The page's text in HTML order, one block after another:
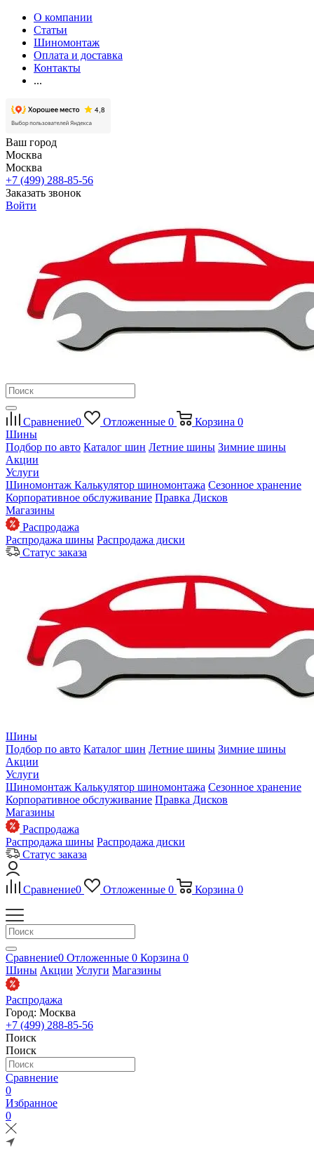
О компании
Статьи
Шиномонтаж
Оплата и доставка
Контакты
...
Ваш город
Москва
Москва
+7 (499) 288-85-56
Заказать звонок
Войти
Сравнение0 Отложенные 0 Корзина 0
Шины
Подбор по авто Каталог шин Летние шины Зимние шины
Акции
Услуги
Шиномонтаж Калькулятор шиномонтажа Сезонное хранение
Корпоративное обслуживание Правка Дисков
Магазины
Распродажа
Распродажа шины Распродажа диски
Статус заказа
Шины
Подбор по авто Каталог шин Летние шины Зимние шины
Акции
Услуги
Шиномонтаж Калькулятор шиномонтажа Сезонное хранение
Корпоративное обслуживание Правка Дисков
Магазины
Распродажа
Распродажа шины Распродажа диски
Статус заказа
Сравнение0 Отложенные 0 Корзина 0
Сравнение0 Отложенные 0 Корзина 0
Шины Акции Услуги Магазины
Распродажа
Город: Москва
+7 (499) 288-85-56
Поиск
Поиск
Сравнение
0
Избранное
0